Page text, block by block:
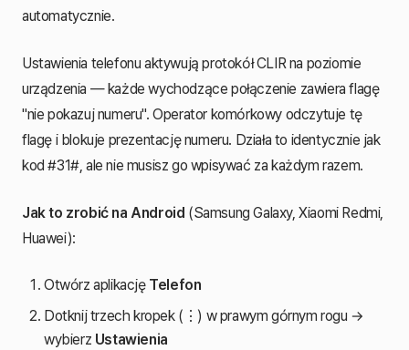
automatycznie.
Ustawienia telefonu aktywują protokół CLIR na poziomie
urządzenia — każde wychodzące połączenie zawiera flagę
"nie pokazuj numeru". Operator komórkowy odczytuje tę
flagę i blokuje prezentację numeru. Działa to identycznie jak
kod #31#, ale nie musisz go wpisywać za każdym razem.
Jak to zrobić na Android (Samsung Galaxy, Xiaomi Redmi,
Huawei):
Otwórz aplikację Telefon
Dotknij trzech kropek (⋮) w prawym górnym rogu →
wybierz Ustawienia